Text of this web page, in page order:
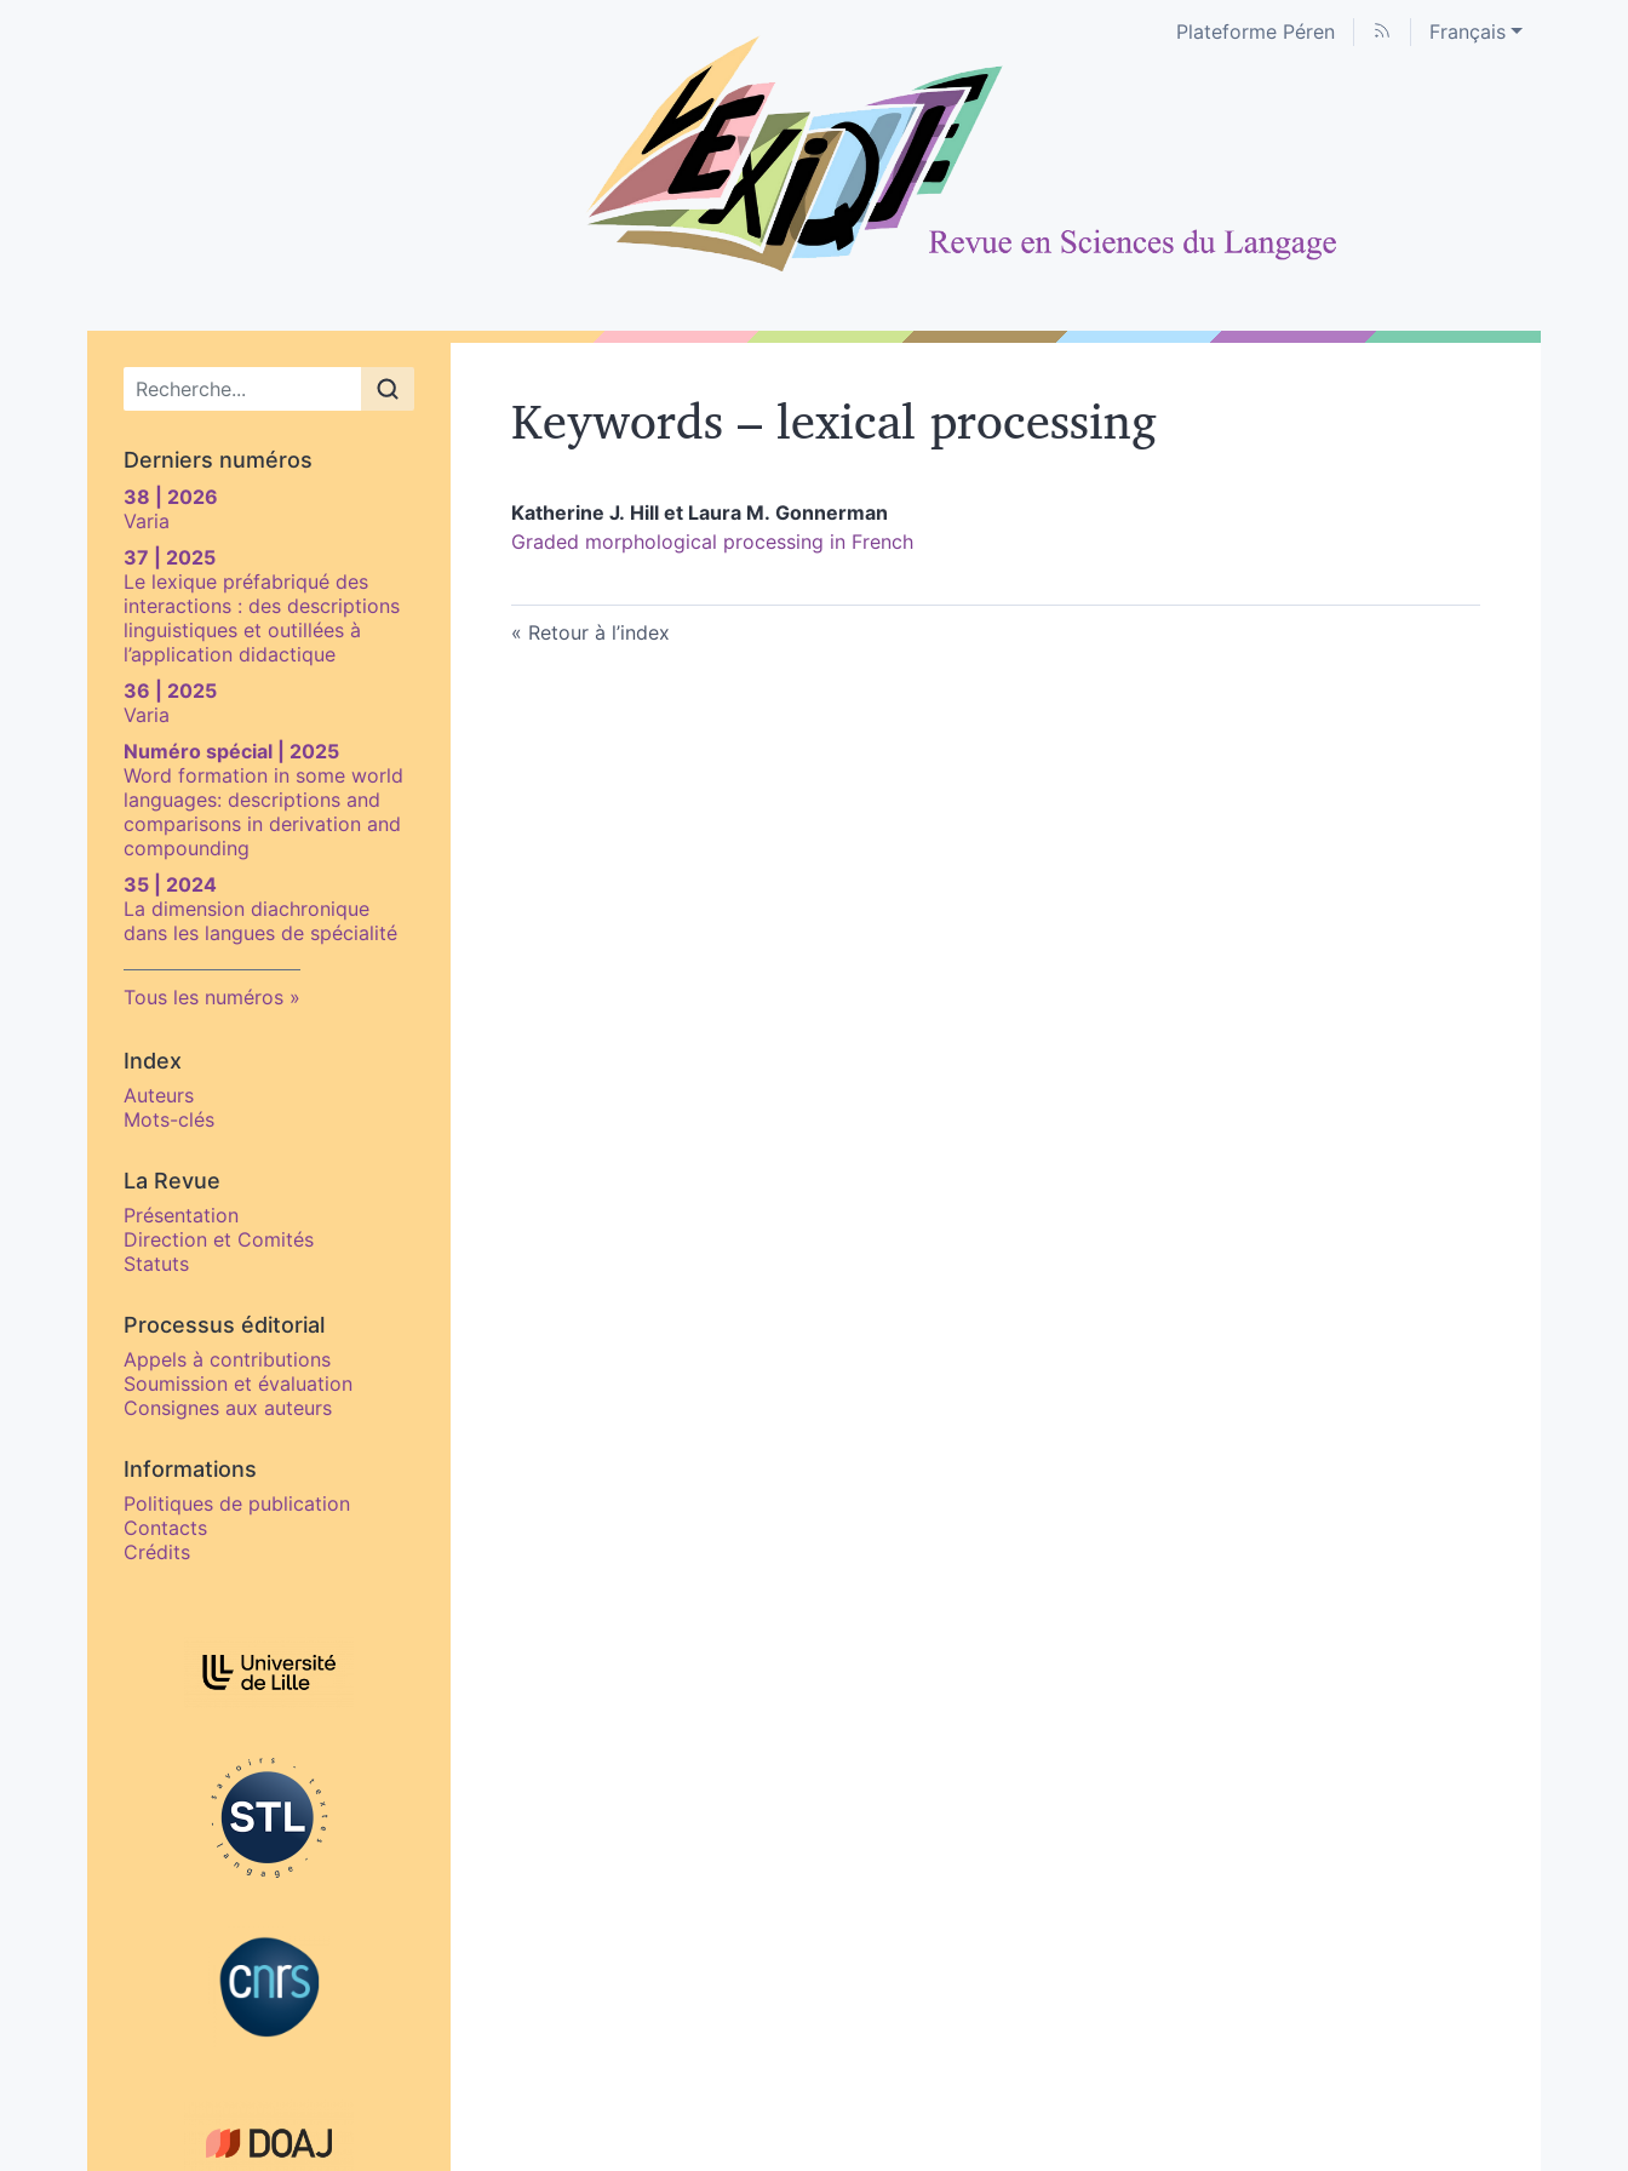
Plateforme Péren Français
Menu principal
Derniers numéros
38 | 2026
Varia
37 | 2025
Le lexique préfabriqué des
interactions : des descriptions
linguistiques et outillées à
l’application didactique
36 | 2025
Varia
Numéro spécial | 2025
Word formation in some world
languages: descriptions and
comparisons in derivation and
compounding
35 | 2024
La dimension diachronique
dans les langues de spécialité
Tous les numéros
Index
Auteurs
Mots-clés
La Revue
Présentation
Direction et Comités
Statuts
Processus éditorial
Appels à contributions
Soumission et évaluation
Consignes aux auteurs
Informations
Politiques de publication
Contacts
Crédits
Keywords – lexical processing
Katherine J. Hill et Laura M. Gonnerman
Graded morphological processing in French
Retour à l’index